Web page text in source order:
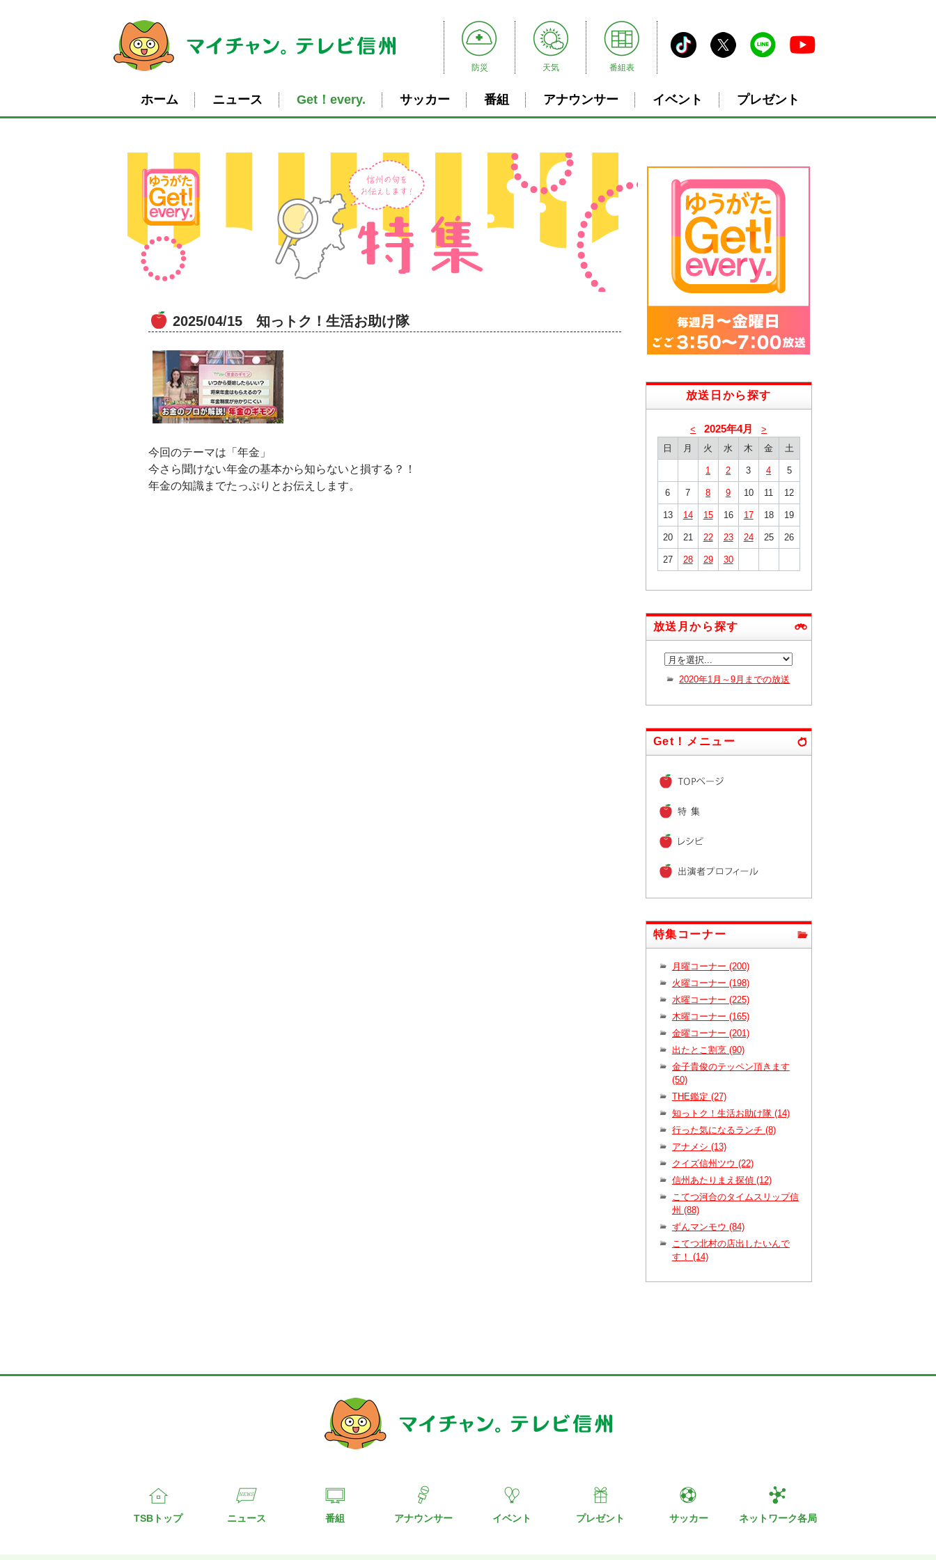
防災 天気 番組表
ホーム ニュース Get！every. サッカー 番組 アナウンサー イベント プレゼント
2025/04/15 知っトク！生活お助け隊
今回のテーマは「年金」
今さら聞けない年金の基本から知らないと損する？！
年金の知識までたっぷりとお伝えします。
放送日から探す
< 2025年4月
>
日
月 火 水 木 金 土
1 2 3 4 5
6 7 8 9 10 11 12
13 14 15 16 17 18 19
20 21 22 23 24 25 26
27 28 29 30
放送月から探す
2020年1月～9月までの放送
Get！メニュー
特集コーナー
月曜コーナー (200)
火曜コーナー (198)
水曜コーナー (225)
木曜コーナー (165)
金曜コーナー (201)
出たとこ割烹 (90)
金子貴俊のテッペン頂きます
(50)
THE鑑定 (27)
知っトク！生活お助け隊 (14)
行った気になるランチ (8)
アナメシ (13)
クイズ信州ツウ (22)
信州あたりまえ探偵 (12)
こてつ河合のタイムスリップ信
州 (88)
ずんマンモウ (84)
こてつ北村の店出したいんで
す！ (14)
TSBトップ ニュース 番組 アナウンサー イベント プレゼント サッカー ネットワーク各局